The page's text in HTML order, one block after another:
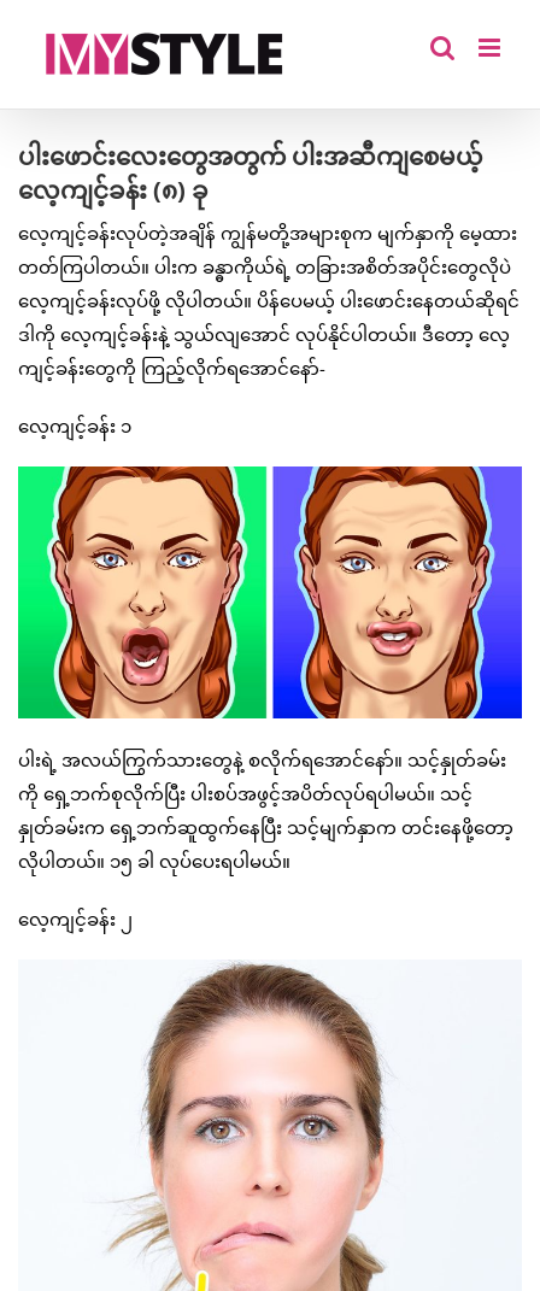
ပါးဖောင်းလေးတွေအတွက် ပါးအဆီကျစေမယ့်
လေ့ကျင့်ခန်း (၈) ခု
လေ့ကျင့်ခန်းလုပ်တဲ့အချိန် ကျွန်မတို့အများစုက မျက်နှာကို မေ့ထား
တတ်ကြပါတယ်။ ပါးက ခန္ဓာကိုယ်ရဲ့ တခြားအစိတ်အပိုင်းတွေလိုပဲ
လေ့ကျင့်ခန်းလုပ်ဖို့ လိုပါတယ်။ ပိန်ပေမယ့် ပါးဖောင်းနေတယ်ဆိုရင်
ဒါကို လေ့ကျင့်ခန်းနဲ့ သွယ်လျအောင် လုပ်နိုင်ပါတယ်။ ဒီတော့ လေ့
ကျင့်ခန်းတွေကို ကြည့်လိုက်ရအောင်နော်-
လေ့ကျင့်ခန်း ၁
ပါးရဲ့ အလယ်ကြွက်သားတွေနဲ့ စလိုက်ရအောင်နော်။ သင့်နှုတ်ခမ်း
ကို ရှေ့ဘက်စုလိုက်ပြီး ပါးစပ်အဖွင့်အပိတ်လုပ်ရပါမယ်။ သင့်
နှုတ်ခမ်းက ရှေ့ဘက်ဆူထွက်နေပြီး သင့်မျက်နှာက တင်းနေဖို့တော့
လိုပါတယ်။ ၁၅ ခါ လုပ်ပေးရပါမယ်။
လေ့ကျင့်ခန်း ၂